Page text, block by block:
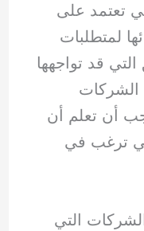
تعتمد على
لمتطلبات
قد تواجهها
الشركات
أن تعلم أن
ترغب في
التي